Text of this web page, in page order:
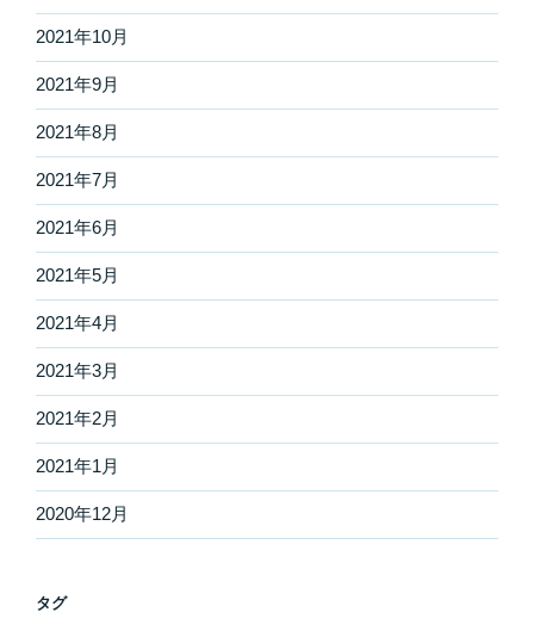
2021年10月
2021年9月
2021年8月
2021年7月
2021年6月
2021年5月
2021年4月
2021年3月
2021年2月
2021年1月
2020年12月
タグ